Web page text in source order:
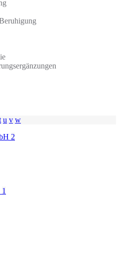
u v w
2
1